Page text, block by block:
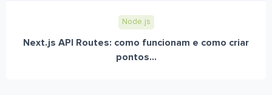
Node.js
Next.js API Routes: como funcionam e como criar
pontos...